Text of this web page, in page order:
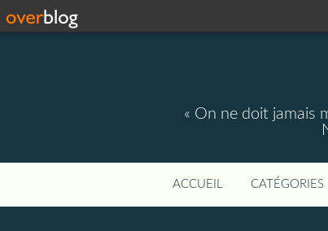
« On ne doit jamais
ACCUEIL CATÉGORIES